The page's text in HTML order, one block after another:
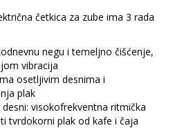
četkica za zube ima 3 rada
negu i temeljno čišćenje,
vibracija
osetljivim desnima i
plak
visokofrekventna ritmička
tvrdokorni plak od kafe i čaja